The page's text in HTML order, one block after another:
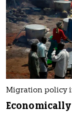
Migration policy